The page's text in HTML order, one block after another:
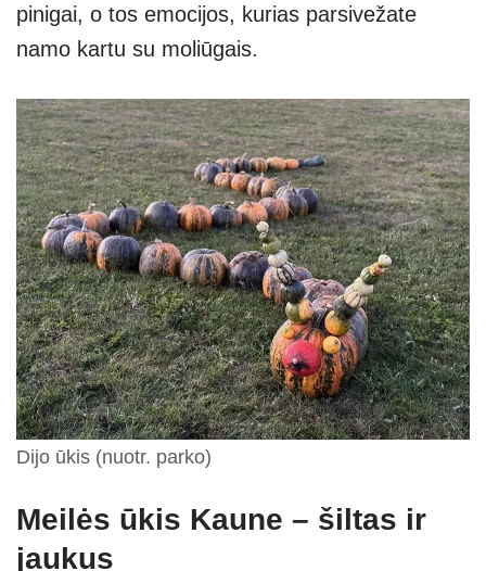
pinigai, o tos emocijos, kurias parsivežate
namo kartu su moliūgais.
Dijo ūkis (nuotr. parko)
Meilės ūkis Kaune – šiltas ir
jaukus